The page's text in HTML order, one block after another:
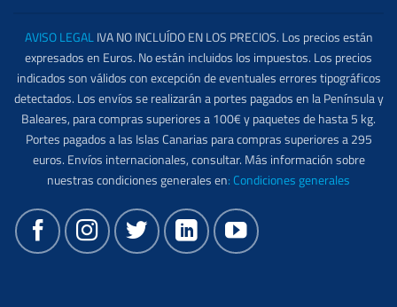
AVISO LEGALIVA NO INCLUÍDO EN LOS PRECIOS. Los precios están
expresados en Euros. No están incluidos los impuestos. Los precios
indicados son válidos con excepción de eventuales errores tipográficos
detectados. Los envíos se realizarán a portes pagados en la Península y
Baleares, para compras superiores a 100€ y paquetes de hasta 5 kg.
Portes pagados a las Islas Canarias para compras superiores a 295
euros. Envíos internacionales, consultar. Más información sobre
nuestras condiciones generales en: Condiciones generales